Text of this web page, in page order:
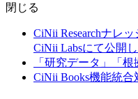
閉じる
CiNii Researchナレ
CiNii Labsにて公開
「研究データ」「
CiNii Books機能統